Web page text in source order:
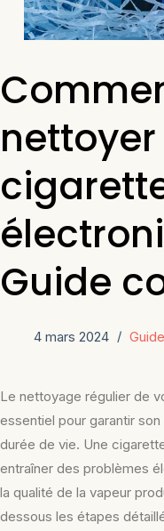
Guide
4 mars 2024 Guide
Le nettoyage régulier de
essentiel pour garantir
durée de vie. Une
entraîner des problèmes
la qualité de la vapeur
dessous les étapes